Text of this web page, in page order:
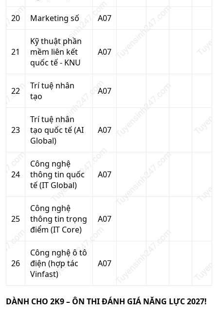
20 Marketing số A07
21
Kỹ thuật phần
mềm liên kết
quốc tế - KNU
A07
22
Trí tuệ nhân
tạo
A07
23
Trí tuệ nhân
tạo quốc tế (AI
Global)
A07
24
Công nghệ
thông tin quốc
tế (IT Global)
A07
25
Công nghệ
thông tin trọng
điểm (IT Core)
A07
26
Công nghệ ô tô
điện (hợp tác
Vinfast)
A07
DÀNH CHO 2K9 – ÔN THI ĐÁNH GIÁ NĂNG LỰC 2027!